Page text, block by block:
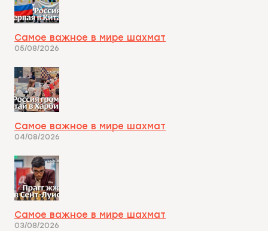
Самое важное в мире шахмат
05/08/2026
Самое важное в мире шахмат
04/08/2026
Самое важное в мире шахмат
03/08/2026